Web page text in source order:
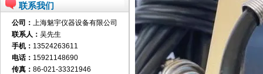
联系我们
公司： 上海魅宇仪器设备有限公司
联系人： 吴先生
手机： 13524263611
电话： 15921148690
传真： 86-021-33321946